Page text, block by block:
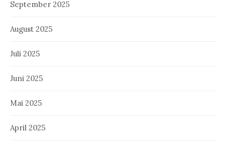
September 2025
August 2025
Juli 2025
Juni 2025
Mai 2025
April 2025